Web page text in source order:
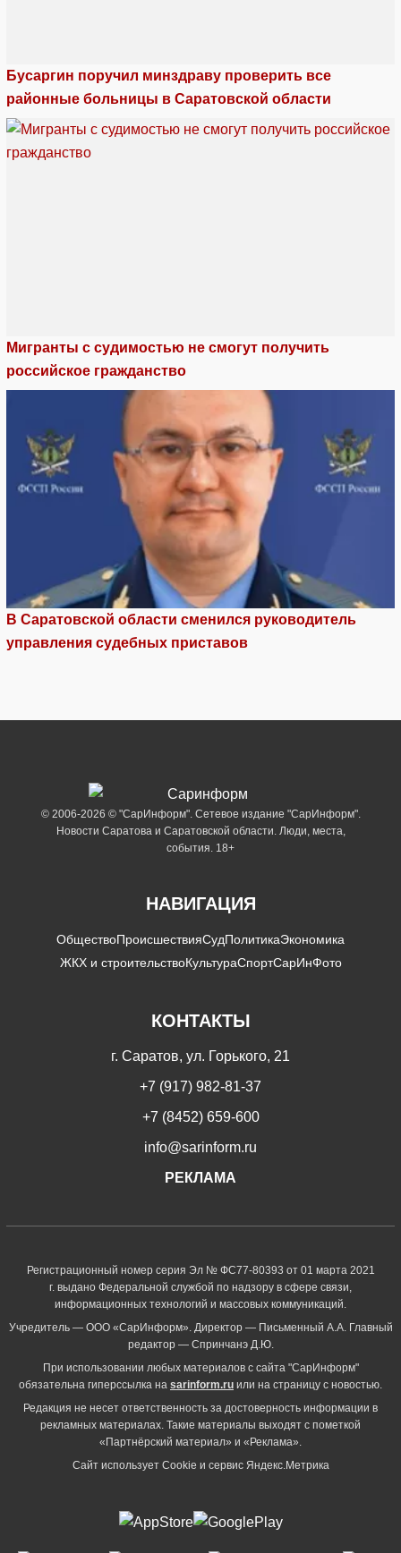
Бусаргин поручил минздраву проверить все
районные больницы в Саратовской области
Мигранты с судимостью не смогут получить
российское гражданство
В Саратовской области сменился руководитель
управления судебных приставов
© 2006-2026 © "СарИнформ". Сетевое издание "СарИнформ".
Новости Саратова и Саратовской области. Люди, места,
события. 18+
НАВИГАЦИЯ
ОбществоПроисшествияСудПолитикаЭкономика
ЖКХ и строительствоКультураСпортСарИнФото
КОНТАКТЫ
г. Саратов, ул. Горького, 21
+7 (917) 982-81-37
+7 (8452) 659-600
info@sarinform.ru
РЕКЛАМА
Регистрационный номер серия Эл № ФС77-80393 от 01 марта 2021
г. выдано Федеральной службой по надзору в сфере связи,
информационных технологий и массовых коммуникаций.
Учредитель — ООО «СарИнформ». Директор — Письменный А.А. Главный
редактор — Спринчанэ Д.Ю.
При использовании любых материалов с сайта "СарИнформ"
обязательна гиперссылка на sarinform.ru или на страницу с новостью.
Редакция не несет ответственность за достоверность информации в
рекламных материалах. Такие материалы выходят с пометкой
«Партнёрский материал» и «Реклама».
Сайт использует Cookie и сервиc Яндекс.Метрика